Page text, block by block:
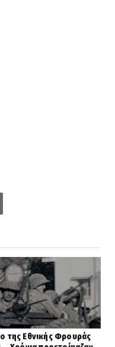
της Εθνικής Φρουράς